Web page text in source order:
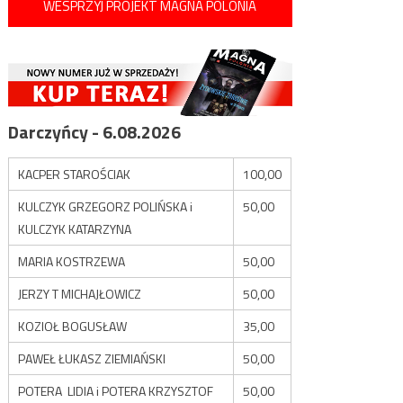
WESPRZYJ PROJEKT MAGNA POLONIA
Darczyńcy - 6.08.2026
KACPER STAROŚCIAK
100,00
KULCZYK GRZEGORZ POLIŃSKA i
KULCZYK KATARZYNA
50,00
MARIA KOSTRZEWA
50,00
JERZY T MICHAJŁOWICZ
50,00
KOZIOŁ BOGUSŁAW
35,00
PAWEŁ ŁUKASZ ZIEMIAŃSKI
50,00
POTERA LIDIA i POTERA KRZYSZTOF
50,00